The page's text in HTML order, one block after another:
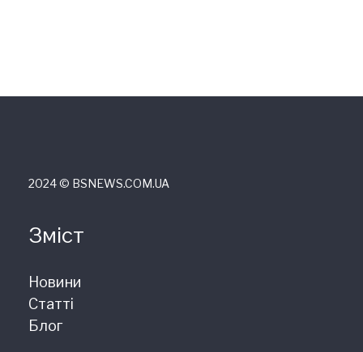
2024 © ВSNEWS.COM.UA
Зміст
Новини
Статті
Блог